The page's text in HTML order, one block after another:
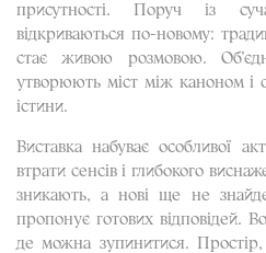
присутності. Поруч із
відкриваються по-новому:
стає живою розмовою.
утворюють міст між каноном і
істини.
Виставка набуває особливої
втрати сенсів і глибокого
зникають, а нові ще не
пропонує готових відповідей.
де можна зупинитися. Простір,